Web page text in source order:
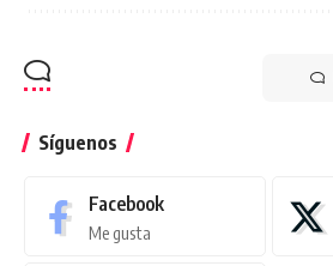
Síguenos
Facebook
Me gusta